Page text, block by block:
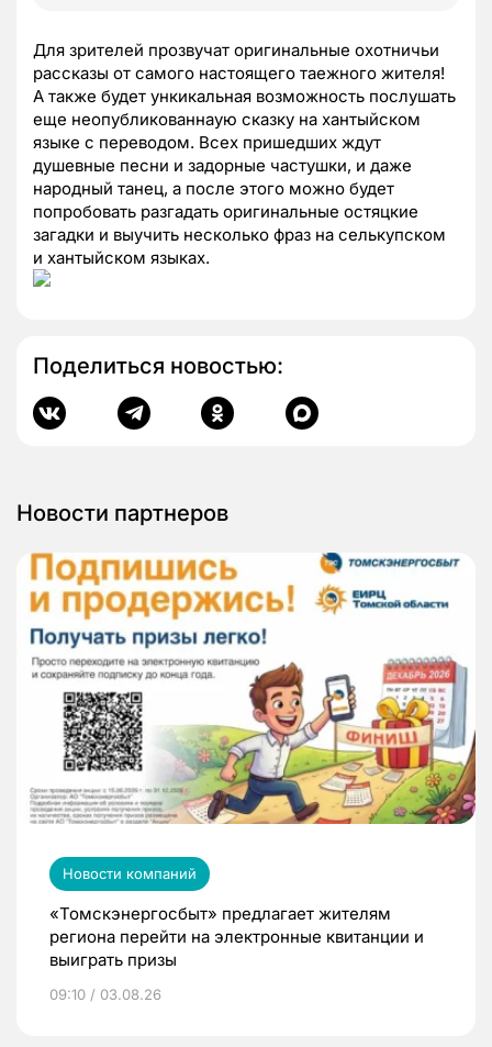
Для зрителей прозвучат оригинальные охотничьи
рассказы от самого настоящего таежного жителя!
А также будет ункикальная возможность послушать
еще неопубликованнаую сказку на хантыйском
языке с переводом. Всех пришедших ждут
душевные песни и задорные частушки, и даже
народный танец, а после этого можно будет
попробовать разгадать оригинальные остяцкие
загадки и выучить несколько фраз на селькупском
и хантыйском языках.
Поделиться новостью:
Новости партнеров
Новости компаний
«Томскэнергосбыт» предлагает жителям
региона перейти на электронные квитанции и
выиграть призы
09:10 / 03.08.26